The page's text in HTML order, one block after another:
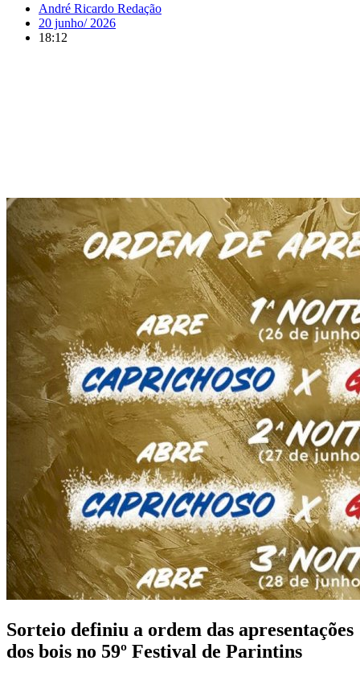
André Ricardo Redação
20 junho/ 2026
18:12
Sorteio definiu a ordem das apresentações
dos bois no 59º Festival de Parintins